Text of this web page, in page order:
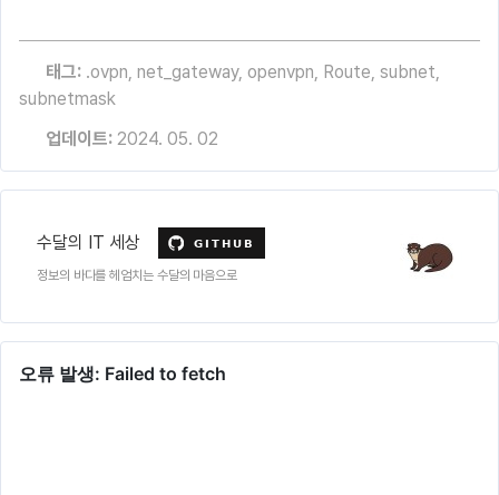
태그: .ovpn, net_gateway, openvpn, Route, subnet,
subnetmask
업데이트: 2024. 05. 02
수달의 IT 세상
정보의 바다를 헤엄치는 수달의 마음으로